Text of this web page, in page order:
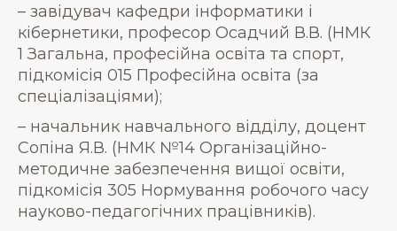
– завідувач кафедри інформатики і
кібернетики, професор Осадчий В.В. (НМК
1 Загальна, професійна освіта та спорт,
підкомісія 015 Професійна освіта (за
спеціалізаціями);
– начальник навчального відділу, доцент
Сопіна Я.В. (НМК №14 Організаційно-
методичне забезпечення вищої освіти,
підкомісія 305 Нормування робочого часу
науково-педагогічних працівників).